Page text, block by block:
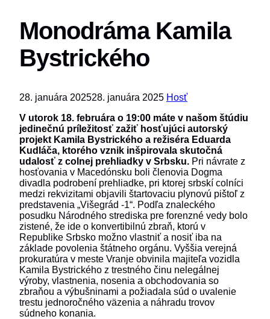
Monodráma Kamila
Bystrického
28. januára 202528. januára 2025 Hosť
V utorok 18. februára o 19:00 máte v našom štúdiu
jedinečnú príležitosť zažiť hosťujúci autorský
projekt Kamila Bystrického a režiséra Eduarda
Kudláča, ktorého vznik inšpirovala skutočná
udalosť z colnej prehliadky v Srbsku. Pri návrate z
hosťovania v Macedónsku boli členovia Dogma
divadla podrobení prehliadke, pri ktorej srbskí colníci
medzi rekvizitami objavili štartovaciu plynovú pištoľ z
predstavenia „Višegrád -1“. Podľa znaleckého
posudku Národného strediska pre forenzné vedy bolo
zistené, že ide o konvertibilnú zbraň, ktorú v
Republike Srbsko možno vlastniť a nosiť iba na
základe povolenia štátneho orgánu. Vyššia verejná
prokuratúra v meste Vranje obvinila majiteľa vozidla
Kamila Bystrického z trestného činu nelegálnej
výroby, vlastnenia, nosenia a obchodovania so
zbraňou a výbušninami a požiadala súd o uvalenie
trestu jednoročného väzenia a náhradu trovov
súdneho konania.